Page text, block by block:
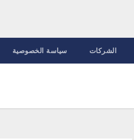
الشركات سياسة الخصوصية